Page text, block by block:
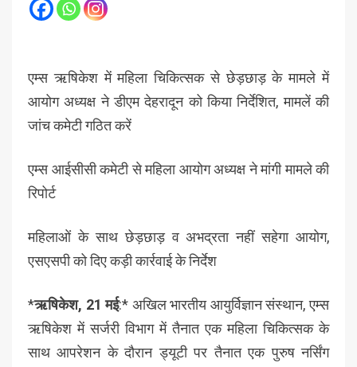
एम्स ऋषिकेश में महिला चिकित्सक से छेड़छाड़ के मामले में
आयोग अध्यक्ष ने डीएम देहरादून को किया निर्देशित, मामलें की
जांच कमेटी गठित करें
एम्स आईसीसी कमेटी से महिला आयोग अध्यक्ष ने मांगी मामले की
रिपोर्ट
महिलाओं के साथ छेड़छाड़ व अभद्रता नहीं सहेगा आयोग,
एसएसपी को दिए कड़ी कार्रवाई के निर्देश
*ऋषिकेश, 21 मई:* अखिल भारतीय आयुर्विज्ञान संस्थान, एम्स
ऋषिकेश में सर्जरी विभाग में तैनात एक महिला चिकित्सक के
साथ आपरेशन के दौरान ड्यूटी पर तैनात एक पुरुष नर्सिंग